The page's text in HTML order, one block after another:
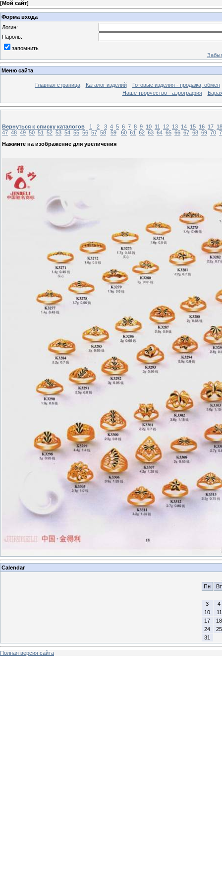
[Мой сайт]
Форма входа
Логин:
Пароль:
запомнить
Меню сайта
Главная страница Каталог изделий
Готовые изделия - продажа, обмен
Наше творчество - аэрография
Вернуться к списку каталогов 1 2 3 4 5 6 7 8 9 10 11 12 13 14 15 16 17 18
47 48 49 50 51 52 53 54 55 56 57 58 59 60 61 62 63 64 65 66 67 68 69 70
Нажмите на изображение для увеличения
Calendar
Пн
Вт
3
4
10
11
17
18
24
25
31
Полная версия сайта